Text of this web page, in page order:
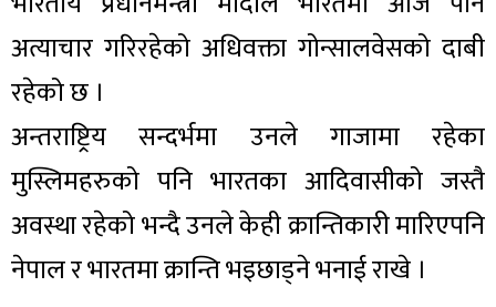
अत्याचार गरिरहेको अधिवक्ता गोन्सालवेसको दाबी
रहेको छ ।
अन्तराष्ट्रिय सन्दर्भमा उनले गाजामा रहेका
मुस्लिमहरुको पनि भारतका आदिवासीको जस्तै
अवस्था रहेको भन्दै उनले केही क्रान्तिकारी मारिएपनि
नेपाल र भारतमा क्रान्ति भइछाड्ने भनाई राखे ।